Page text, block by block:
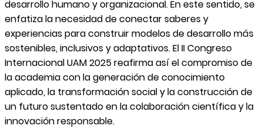
desarrollo humano y organizacional. En este sentido, se
enfatiza la necesidad de conectar saberes y
experiencias para construir modelos de desarrollo más
sostenibles, inclusivos y adaptativos. El II Congreso
Internacional UAM 2025 reafirma así el compromiso de
la academia con la generación de conocimiento
aplicado, la transformación social y la construcción de
un futuro sustentado en la colaboración científica y la
innovación responsable.